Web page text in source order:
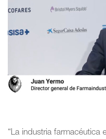
“La industria farmacéutica